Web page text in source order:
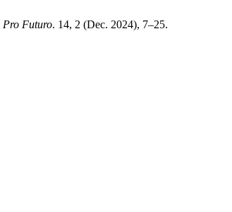
Pro Futuro. 14, 2 (Dec. 2024), 7–25.